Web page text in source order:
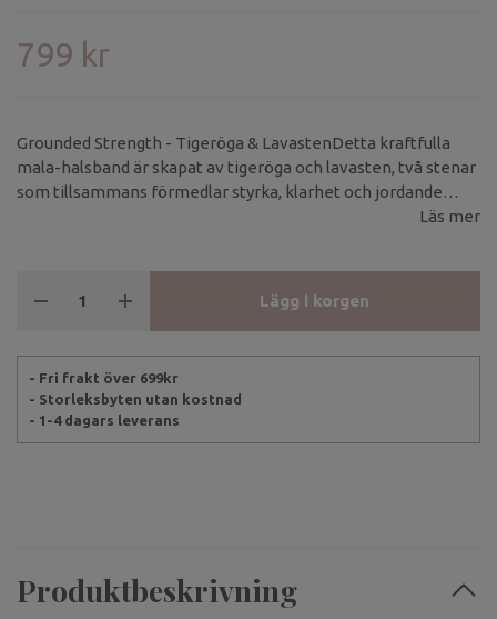
799 kr
Grounded Strength - Tigeröga & LavastenDetta kraftfulla
mala-halsband är skapat av tigeröga och lavasten, två stenar
som tillsammans förmedlar styrka, klarhet och jordande
energi. Med 108 naturliga stenar, en gurupärla i lavasten, en
Läs mer
Lägg i korgen
- Fri frakt över 699kr
- Storleksbyten utan kostnad
- 1-4 dagars leverans
Produktbeskrivning